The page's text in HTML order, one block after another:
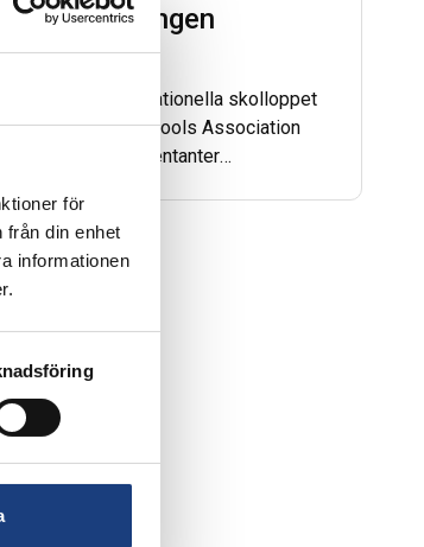
för
från din enhet
informationen
med det internationella skolloppet
Trotting Schools Association
Wångens representanter